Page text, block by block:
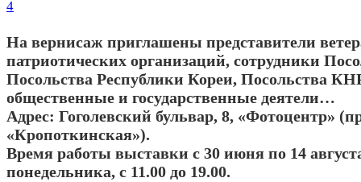
На вернисаж приглашены представители
патриотических организаций, сотрудники
Посольства Республики Кореи, Посольства
общественные и государственные деятели…
Адрес: Гоголевский бульвар, 8, «Фотоцентр»
«Кропоткинская»).
Время работы выставки с 30 июня по 14
понедельника, с 11.00 до 19.00.